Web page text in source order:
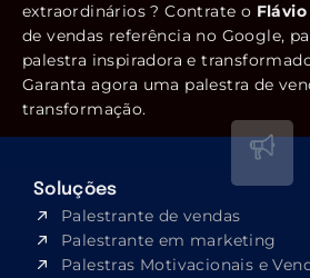
extraordinários ? Contrate o
de vendas referência no Google,
palestra inspiradora e
Garanta agora uma palestra de
transformação.
Soluções
Palestrante de vendas
Palestrante em marketing
Palestras Motivacionais e